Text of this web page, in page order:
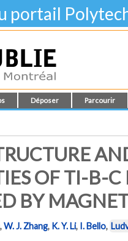
portail
Déposer Parcourir
OF TI-B-
BY
,W. J. Zhang, K. Y. Li, I. Bello,